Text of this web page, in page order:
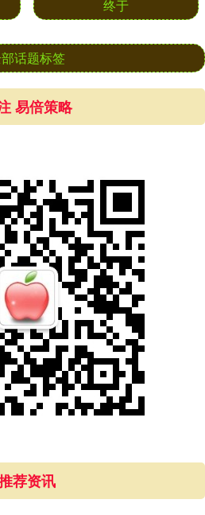
终于
话题标签
易倍策略
荐资讯